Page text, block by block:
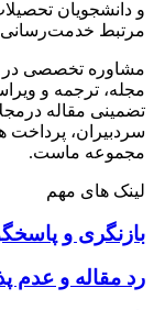
و دانشجویان
مرتبط خدمت‌رسانی
مشاوره تخصصی در
مجله، ترجمه و
تضمینی مقاله
سردبیران، پرداخت
مجموعه ماست.
لینک های مهم
بازنگری و
رد مقاله و عدم